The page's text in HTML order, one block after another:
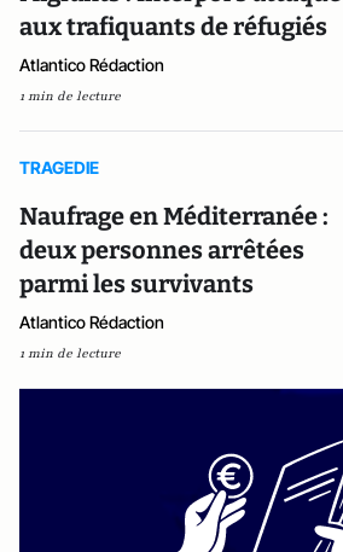
aux trafiquants de réfugiés
Atlantico Rédaction
1 min de lecture
TRAGEDIE
Naufrage en Méditerranée :
deux personnes arrêtées
parmi les survivants
Atlantico Rédaction
1 min de lecture